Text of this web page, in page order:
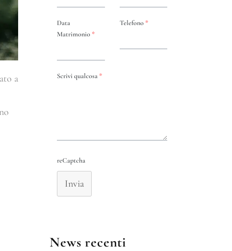
a
Data
Matrimonio *
Telefono *
Scrivi qualcosa *
reCaptcha
Invia
News recenti